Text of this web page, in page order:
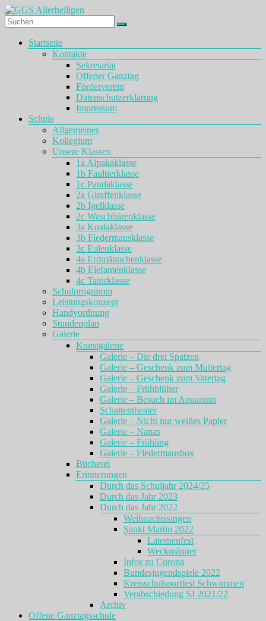
Zum
Inhalt
springen
GGS
Allerheiligen
Menü
Startseite
Kontakte
Sekretariat
Offener Ganztag
Förderverein
Datenschutzerklärung
Impressum
Schule
Allgemeines
Kollegium
Unsere Klassen
1a Alpakaklasse
1b Faultierklasse
1c Pandaklasse
2a Giraffenklasse
2b Igelklasse
2c Waschbärenklasse
3a Koalaklasse
3b Fledermausklasse
3c Eulenklasse
4a Erdmännchenklasse
4b Elefantenklasse
4c Tapirklasse
Schulprogramm
Leistungskonzept
Handyordnung
Stundenplan
Galerie
Kunstgalerie
Galerie – Die drei Spatzen
Galerie – Geschenk zum Muttertag
Galerie – Geschenk zum Vatertag
Galerie – Frühblüher
Galerie – Besuch im Aquarium
Schattentheater
Galerie – Nicht nur weißes Papier
Galerie – Nanas
Galerie – Frühling
Galerie – Fledermausbox
Bücherei
Erinnerungen
Durch das Schuljahr 2024/25
Durch das Jahr 2023
Durch das Jahr 2022
Weihnachtssingen
Sankt Martin 2022
Laternenfest
Weckmänner
Infos zu Corona
Bundesjugendspiele 2022
Kreisschulsportfest Schwimmen
Verabschiedung SJ 2021/22
Archiv
Offene Ganztagsschule